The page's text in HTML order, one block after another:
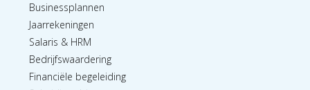
Businessplannen
Jaarrekeningen
Salaris & HRM
Bedrijfswaardering
Financiële begeleiding